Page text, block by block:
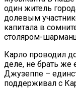
один житель
долевым
капитала в
столяром-
Карло проводил
деле, не брать же
Джузеппе –
поддерживал с